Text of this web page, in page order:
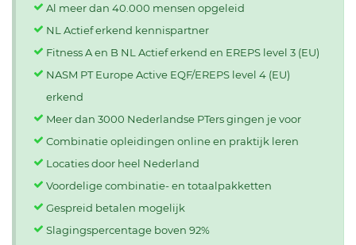
Al meer dan 40.000 mensen opgeleid
NL Actief erkend kennispartner
Fitness A en B NL Actief erkend en EREPS level 3 (EU)
NASM PT Europe Active EQF/EREPS level 4 (EU)
erkend
Meer dan 3000 Nederlandse PTers gingen je voor
Combinatie opleidingen online en praktijk leren
Locaties door heel Nederland
Voordelige combinatie- en totaalpakketten
Gespreid betalen mogelijk
Slagingspercentage boven 92%